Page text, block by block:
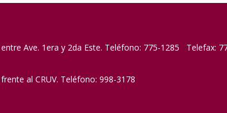
Ave. 1era y 2da Este. Teléfono: 775-1285 Telefax:
al CRUV. Teléfono: 998-3178